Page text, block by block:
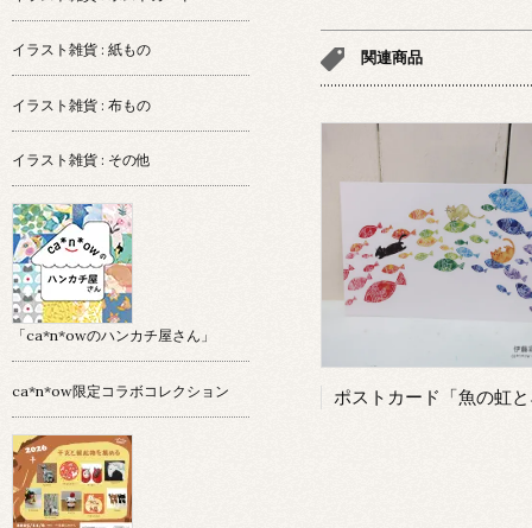
関連商品
イラスト雑貨 : 紙もの
イラスト雑貨 : 布もの
イラスト雑貨 : その他
「ca*n*owのハンカチ屋さん」
ca*n*ow限定コラボコレクション